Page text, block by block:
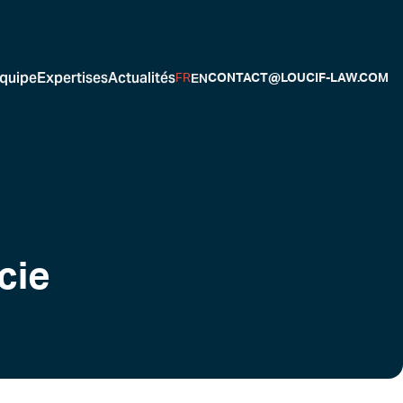
ExpertisesActualitésFRENCONTACT@LOUCIF-LAW.COM